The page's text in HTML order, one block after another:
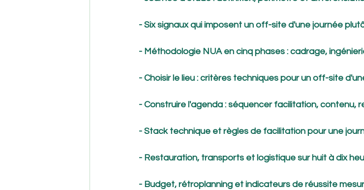
- Six signaux qui imposent un off-site d'une journée
- Méthodologie NUA en cinq phases : cadrage,
- Choisir le lieu : critères techniques pour un off-site
- Construire l'agenda : séquencer facilitation, contenu,
- Stack technique et règles de facilitation pour une
- Restauration, transports et logistique sur huit à dix
- Budget, rétroplanning et indicateurs de réussite